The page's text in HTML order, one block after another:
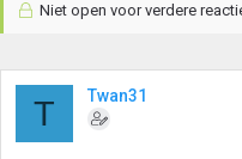
Niet open voor verdere
T Twan31